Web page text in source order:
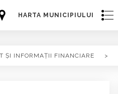
HARTA MUNICIPIULUI
ȘI INFORMAȚII FINANCIARE >